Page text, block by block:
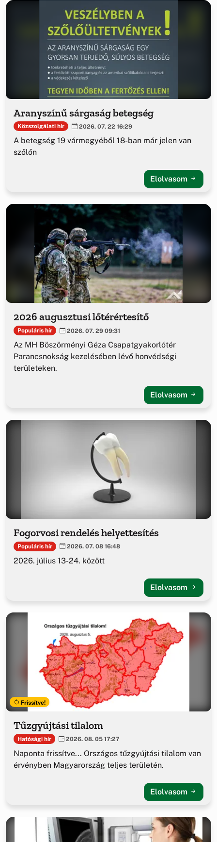
Aranyszínű sárgaság betegség
Közszolgálati hír 2026. 07. 22 16:29
A betegség 19 vármegyéből 18-ban már jelen van
szőlőn
Elolvasom
2026 augusztusi lőtérértesítő
Populáris hír 2026. 07. 29 09:31
Az MH Böszörményi Géza Csapatgyakorlótér
Parancsnokság kezelésében lévő honvédségi
területeken.
Elolvasom
Fogorvosi rendelés helyettesítés
Populáris hír 2026. 07. 08 16:48
2026. július 13-24. között
Elolvasom
Frissítve!
Tűzgyújtási tilalom
Hatósági hír 2026. 08. 05 17:27
Naponta frissítve... Országos tűzgyújtási tilalom van
érvényben Magyarország teljes területén.
Elolvasom